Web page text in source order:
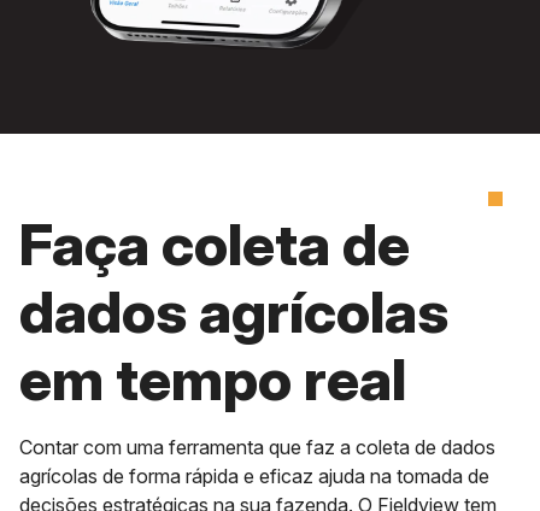
Faça coleta de
dados agrícolas
em tempo real
Contar com uma ferramenta que faz a coleta de dados
agrícolas de forma rápida e eficaz ajuda na tomada de
decisões estratégicas na sua fazenda. O Fieldview tem